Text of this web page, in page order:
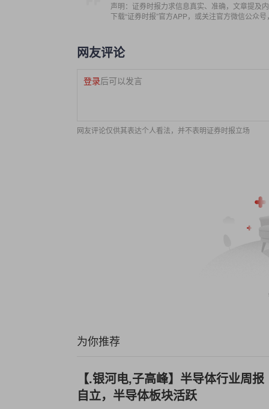
声明：证券时报力求信息真实、准确，文章提及
下载“证券时报”官方APP，或关注官方微信公众
网友评论
登录后可以发言
网友评论仅供其表达个人看法，并不表明证券时报立场
为你推荐
【.银河电,子高峰】半导体行业周
自立，半导体板块活跃